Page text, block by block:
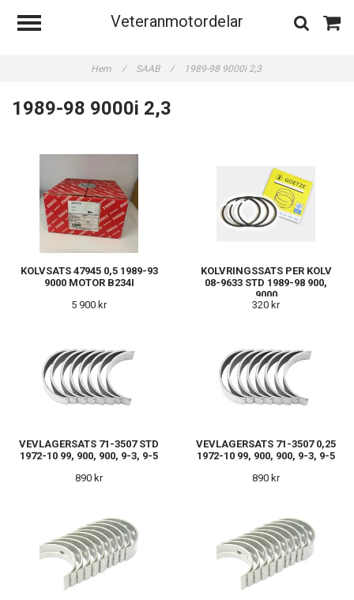
Veteranmotordelar
Hem / SAAB / 1989-98 9000i 2,3
1989-98 9000i 2,3
KOLVSATS 47945 0,5 1989-93
9000 MOTOR B234I
5 900 kr
KOLVRINGSSATS PER KOLV
08-9633 STD 1989-98 900,
9000
320 kr
VEVLAGERSATS 71-3507 STD
1972-10 99, 900, 900, 9-3, 9-5
890 kr
VEVLAGERSATS 71-3507 0,25
1972-10 99, 900, 900, 9-3, 9-5
890 kr